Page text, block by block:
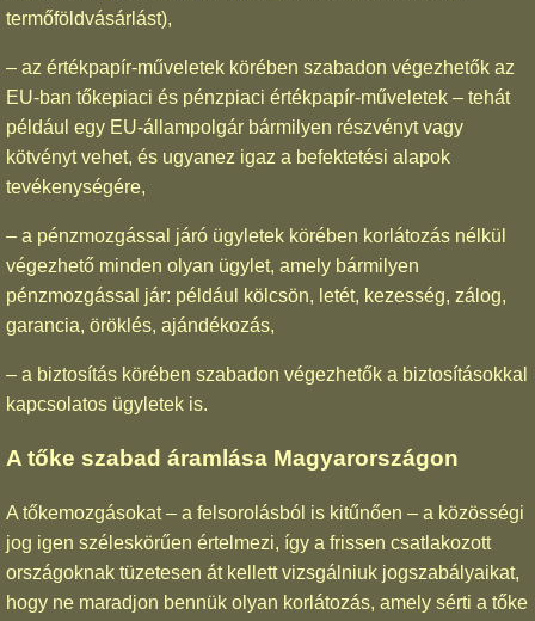
termőföldvásárlást),
– az értékpapír-műveletek körében szabadon végezhetők az
EU-ban tőkepiaci és pénzpiaci értékpapír-műveletek – tehát
például egy EU-állampolgár bármilyen részvényt vagy
kötvényt vehet, és ugyanez igaz a befektetési alapok
tevékenységére,
– a pénzmozgással járó ügyletek körében korlátozás nélkül
végezhető minden olyan ügylet, amely bármilyen
pénzmozgással jár: például kölcsön, letét, kezesség, zálog,
garancia, öröklés, ajándékozás,
– a biztosítás körében szabadon végezhetők a biztosításokkal
kapcsolatos ügyletek is.
A tőke szabad áramlása Magyarországon
A tőkemozgásokat – a felsorolásból is kitűnően – a közösségi
jog igen széleskörűen értelmezi, így a frissen csatlakozott
országoknak tüzetesen át kellett vizsgálniuk jogszabályaikat,
hogy ne maradjon bennük olyan korlátozás, amely sérti a tőke